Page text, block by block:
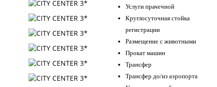
Услуги прачечной
Круглосуточная стойка
регистрации
Размещение с животными
Прокат машин
Трансфер
Трансфер до/из аэропорта